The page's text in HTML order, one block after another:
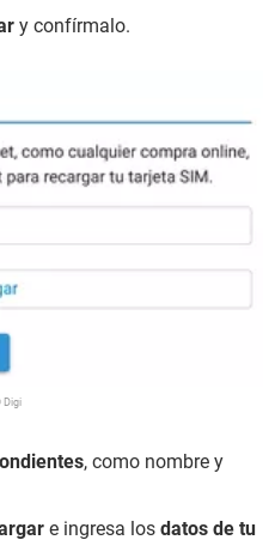
y confírmalo.
Digi
, como nombre y
e ingresa los datos de tu